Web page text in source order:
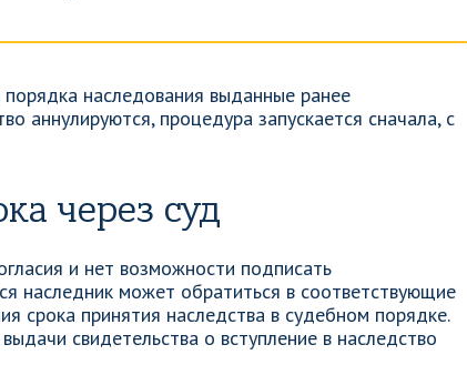
наследования выданные ранее
аннулируются, процедура запускается сначала, с
через суд
и нет возможности подписать
наследник может обратиться в соответствующие
срока принятия наследства в судебном порядке.
свидетельства о вступление в наследство